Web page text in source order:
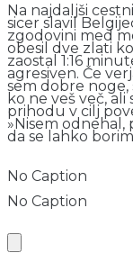
Na najdaljši
sicer slavil
zgodovini med
obesil dve zlati
zaostal 1:16
agresiven. Če
sem dobre noge,
ko ne veš več,
prihodu v cilj
»Nisem odnehal,
da se lahko
No Caption
No Caption